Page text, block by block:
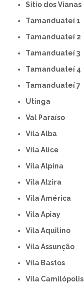
Sítio dos Vianas
Tamanduateí 1
Tamanduateí 2
Tamanduateí 3
Tamanduateí 4
Tamanduateí 7
Utinga
Val Paraíso
Vila Alba
Vila Alice
Vila Alpina
Vila Alzira
Vila América
Vila Apiay
Vila Aquilino
Vila Assunção
Vila Bastos
Vila Camilópolis